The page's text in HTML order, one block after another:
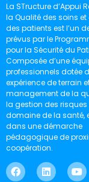
La STructure d’Appui
la Qualité des soins
des patients est l’un
prévus par le
pour la Sécurité du
Composée d’une
professionnels dotée
expérience de terrain
management de la
la gestion des
domaine de la santé,
dans une démarche
pédagogique de
coopération.